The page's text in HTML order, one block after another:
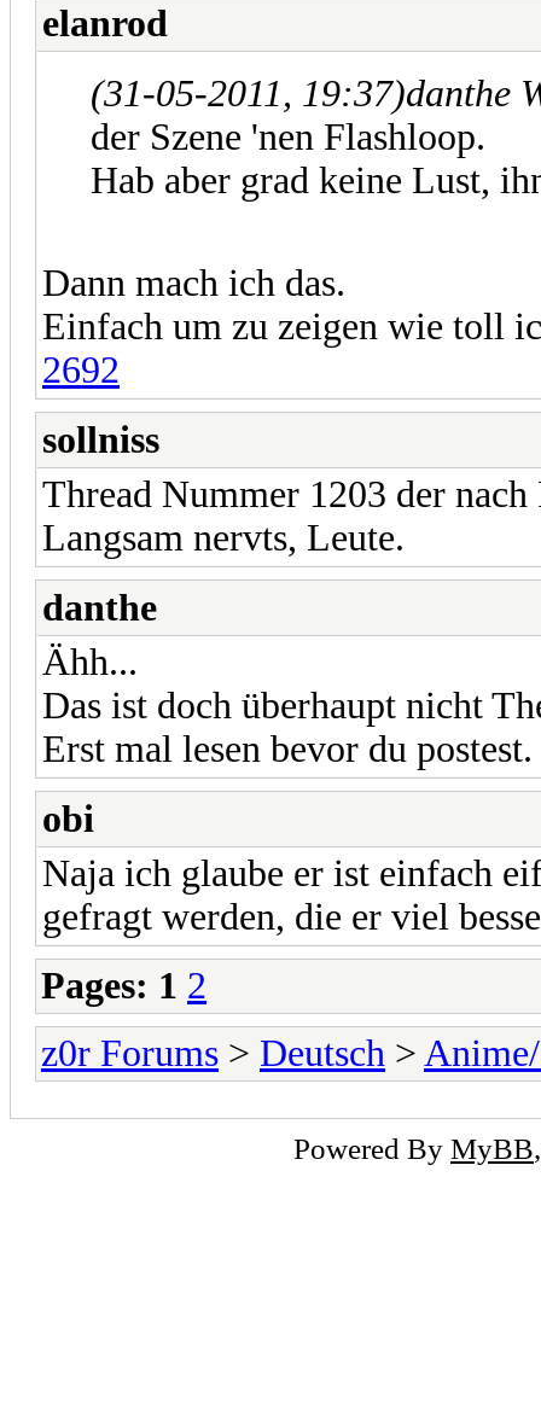
elanrod
(31-05-2011, 19:37)danthe
der Szene 'nen Flashloop.
Hab aber grad keine Lust,
Dann mach ich das.
Einfach um zu zeigen wie toll
2692
sollniss
Thread Nummer 1203 der
Langsam nervts, Leute.
danthe
Ähh...
Das ist doch überhaupt nicht
Erst mal lesen bevor du
obi
Naja ich glaube er ist einfach
gefragt werden, die er viel
Pages: 1 2
z0r Forums > Deutsch >
Powered By MyBB